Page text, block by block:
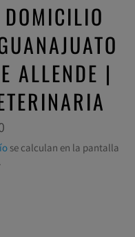
ALLENDE |
se calculan en la pantalla